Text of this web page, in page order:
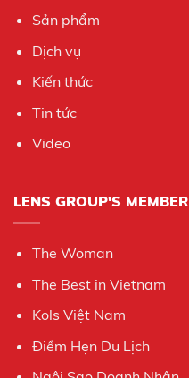
Sản phẩm
Dịch vụ
Kiến thức
Tin tức
Video
LENS GROUP'S MEMBER
The Woman
The Best in Vietnam
Kols Việt Nam
Điểm Hẹn Du Lịch